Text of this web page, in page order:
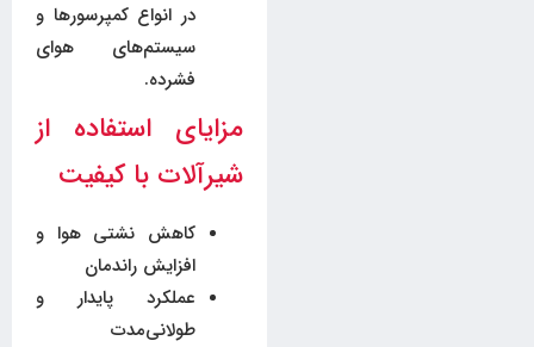
در انواع کمپرسورها و
سیستم‌های هوای
فشرده.
مزایای استفاده از
شیرآلات با کیفیت
کاهش نشتی هوا و
افزایش راندمان
عملکرد پایدار و
طولانی‌مدت